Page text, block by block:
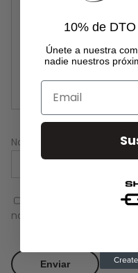
Nombre
Guarda mi nombre,
navegador para la
10% de
Únete a nuestra
nadie nuestros
Email